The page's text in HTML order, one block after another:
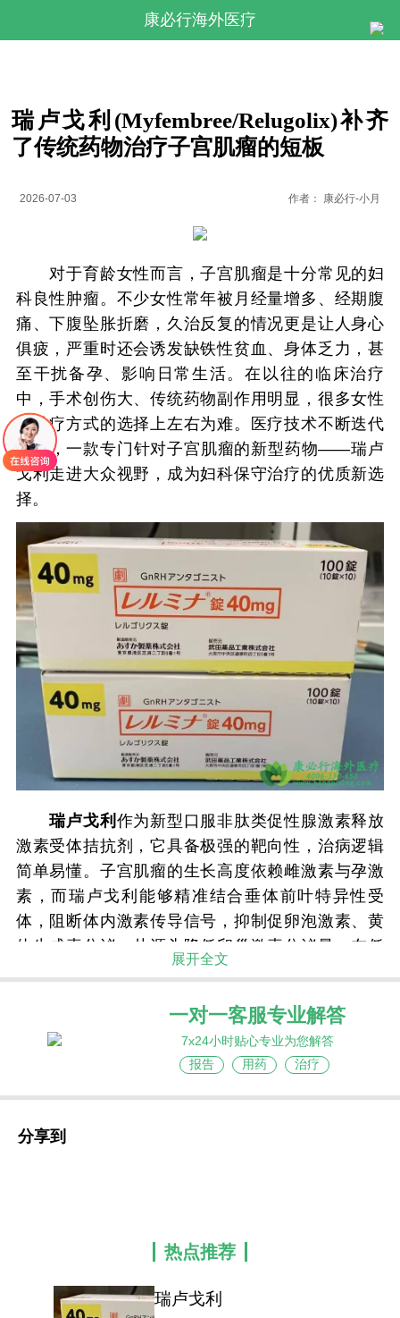
康必行海外医疗
瑞卢戈利(Myfembree/Relugolix)补齐
了传统药物治疗子宫肌瘤的短板
2026-07-03 作者： 康必行-小月
对于育龄女性而言，子宫肌瘤是十分常见的妇
科良性肿瘤。不少女性常年被月经量增多、经期腹
痛、下腹坠胀折磨，久治反复的情况更是让人身心
俱疲，严重时还会诱发缺铁性贫血、身体乏力，甚
至干扰备孕、影响日常生活。在以往的临床治疗
中，手术创伤大、传统药物副作用明显，很多女性
在治疗方式的选择上左右为难。医疗技术不断迭代
更新，一款专门针对子宫肌瘤的新型药物——瑞卢
戈利走进大众视野，成为妇科保守治疗的优质新选
择。
瑞卢戈利 作为新型口服非肽类促性腺激素释放
激素受体拮抗剂，它具备极强的靶向性，治病逻辑
简单易懂。子宫肌瘤的生长高度依赖雌激素与孕激
素，而瑞卢戈利能够精准结合垂体前叶特异性受
体，阻断体内激素传导信号，抑制促卵泡激素、黄
体生成素分泌，从源头降低卵巢激素分泌量。在低
激素的环境下，肌瘤失去生长必需的营养支撑，逐
腔疼痛等并发症，实现从根源管控病情。
相较于以往的治疗药物，瑞卢戈利综合优势显
往医院进行注射，居家即可按时服药，极大提升了
模式。药物在抑制肌瘤生长的同时，微量补充人体
所需雌激素，平衡内分泌，规避了单药治疗带来的
骨密度流失、严重潮热等副作用，安全属性更高，
展开全文
一对一客服专业解答
7x24小时贴心专业为您解答
报告
用药 治疗
分享到
热点推荐
瑞卢戈利